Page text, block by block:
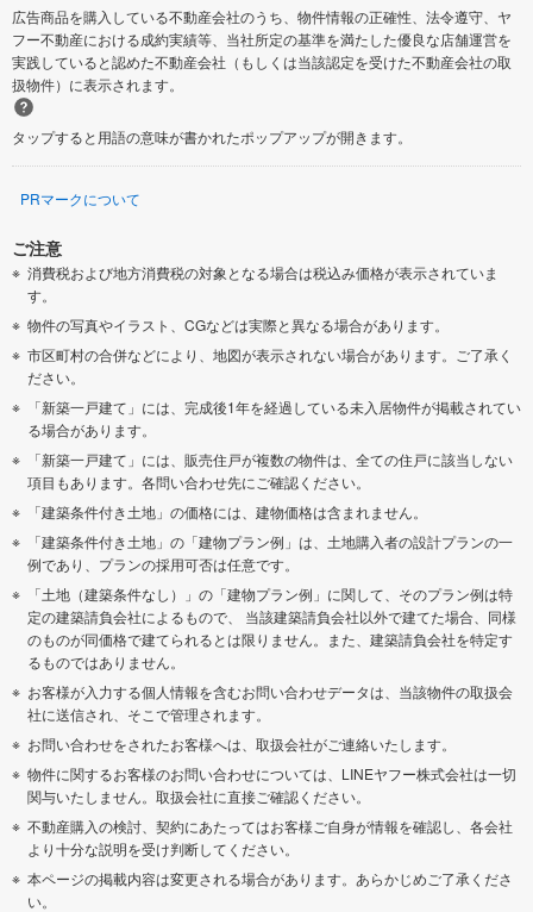
広告商品を購入している不動産会社のうち、物件情報の正確性、法令遵守、ヤ
フー不動産における成約実績等、当社所定の基準を満たした優良な店舗運営を
実践していると認めた不動産会社（もしくは当該認定を受けた不動産会社の取
扱物件）に表示されます。
タップすると用語の意味が書かれたポップアップが開きます。
PRマークについて
ご注意
消費税および地方消費税の対象となる場合は税込み価格が表示されていま
す。
物件の写真やイラスト、CGなどは実際と異なる場合があります。
市区町村の合併などにより、地図が表示されない場合があります。ご了承く
ださい。
「新築一戸建て」には、完成後1年を経過している未入居物件が掲載されてい
る場合があります。
「新築一戸建て」には、販売住戸が複数の物件は、全ての住戸に該当しない
項目もあります。各問い合わせ先にご確認ください。
「建築条件付き土地」の価格には、建物価格は含まれません。
「建築条件付き土地」の「建物プラン例」は、土地購入者の設計プランの一
例であり、プランの採用可否は任意です。
「土地（建築条件なし）」の「建物プラン例」に関して、そのプラン例は特
定の建築請負会社によるもので、 当該建築請負会社以外で建てた場合、同様
のものが同価格で建てられるとは限りません。また、建築請負会社を特定す
るものではありません。
お客様が入力する個人情報を含むお問い合わせデータは、当該物件の取扱会
社に送信され、そこで管理されます。
お問い合わせをされたお客様へは、取扱会社がご連絡いたします。
物件に関するお客様のお問い合わせについては、LINEヤフー株式会社は一切
関与いたしません。取扱会社に直接ご確認ください。
不動産購入の検討、契約にあたってはお客様ご自身が情報を確認し、各会社
より十分な説明を受け判断してください。
本ページの掲載内容は変更される場合があります。あらかじめご了承くださ
い。